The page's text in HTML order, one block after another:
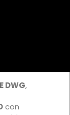
DWG,
con